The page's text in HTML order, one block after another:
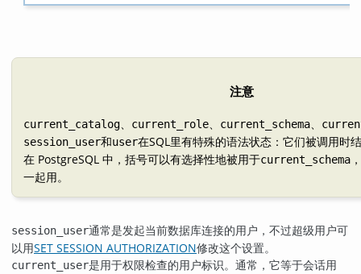
注意
current_catalog、 current_role、 current_schema、
session_user和user在SQL里有特殊的语法状态：它们被调用时
在 PostgreSQL 中，括号可以有选择性地被用于current_schema
一起用。
session_user通常是发起当前数据库连接的用户，不过超级用户可
以用SET SESSION AUTHORIZATION修改这个设置。
current_user是用于权限检查的用户标识。通常，它等于会话用